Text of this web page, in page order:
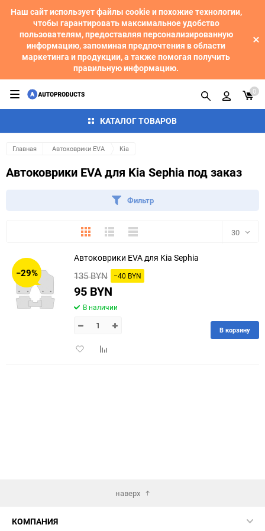
Наш сайт использует файлы cookie и похожие технологии,
чтобы гарантировать максимальное удобство
пользователям, предоставляя персонализированную
информацию, запоминая предпочтения в области
маркетинга и продукции, а также помогая получить
правильную информацию.
КАТАЛОГ ТОВАРОВ
0
Главная Автоковрики EVA Kia
Автоковрики EVA для Kia Sephia под заказ
Фильтр
ПлиткаПодробноКомпактно 30
150
−29%
Автоковрики EVA для Kia Sephia
135 BYN −40 BYN
95 BYN
В наличии
ДобавитьДобавить
В корзину
наверх
КОМПАНИЯ